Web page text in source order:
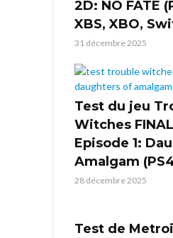
2D: NO FATE
XBS, XBO,
31 décembre 2025
Test du jeu
Witches
Episode 1:
Amalgam
28 décembre 2025
Test de